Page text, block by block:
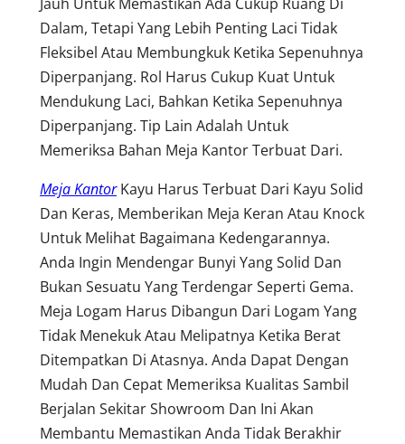
Dalam, Tetapi Yang Lebih Penting Laci Tidak
Fleksibel Atau Membungkuk Ketika Sepenuhnya
Diperpanjang. Rol Harus Cukup Kuat Untuk
Mendukung Laci, Bahkan Ketika Sepenuhnya
Diperpanjang. Tip Lain Adalah Untuk
Memeriksa Bahan Meja Kantor Terbuat Dari.
Meja KantorKayu Harus Terbuat Dari Kayu Solid
Dan Keras, Memberikan Meja Keran Atau Knock
Untuk Melihat Bagaimana Kedengarannya.
Anda Ingin Mendengar Bunyi Yang Solid Dan
Bukan Sesuatu Yang Terdengar Seperti Gema.
Meja Logam Harus Dibangun Dari Logam Yang
Tidak Menekuk Atau Melipatnya Ketika Berat
Ditempatkan Di Atasnya. Anda Dapat Dengan
Mudah Dan Cepat Memeriksa Kualitas Sambil
Berjalan Sekitar Showroom Dan Ini Akan
Membantu Memastikan Anda Tidak Berakhir